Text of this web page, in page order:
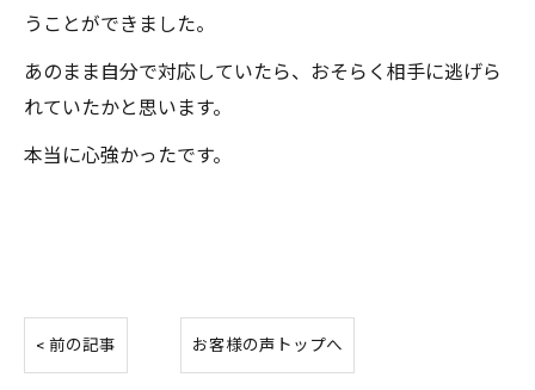
うことができました。
あのまま自分で対応していたら、おそらく相手に逃げら
れていたかと思います。
本当に心強かったです。
< 前の記事 お客様の声トップへ